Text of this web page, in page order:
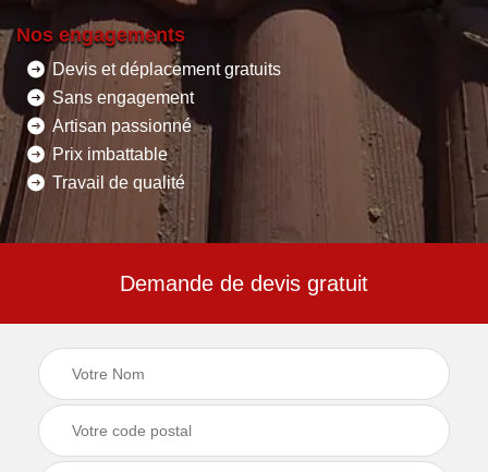
Nos engagements
Devis et déplacement gratuits
Sans engagement
Artisan passionné
Prix imbattable
Travail de qualité
Demande de devis gratuit